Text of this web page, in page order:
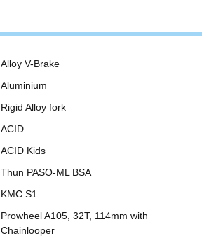
Alloy V-Brake
Aluminium
Rigid Alloy fork
ACID
ACID Kids
Thun PASO-ML BSA
KMC S1
Prowheel A105, 32T, 114mm with
Chainlooper